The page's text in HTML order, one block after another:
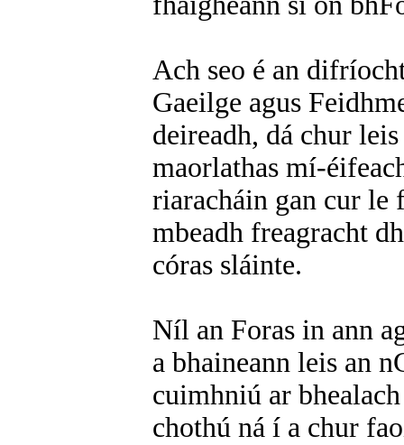
Ach seo é an
Gaeilge agus
deireadh, dá chur
maorlathas mí-
riaracháin gan cur le
mbeadh freagracht
córas sláinte.
Níl an Foras in ann
a bhaineann leis an
cuimhniú ar
chothú ná í a chur